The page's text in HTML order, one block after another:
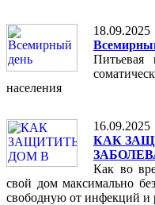
18.09.2025
Питьевая
населения
16.09.2025
КАК
Как во
свой дом максимально
свободную от инфекций и